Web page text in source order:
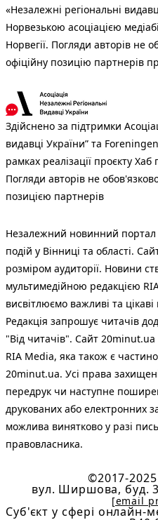
«Незалежні регіональні
Норвезькою асоціацією
Норвегії. Погляди авторів не
офіційну позицію партнерів
Здійснено за підтримки
видавці України” та
рамках реалізації проєкту
Погляди авторів не
позицією партнерів
Незалежний новинний
подій у Вінниці та області.
розміром аудиторії. Новини
мультимедійною редакцією
висвітлюємо важливі та
Редакція запрошує читачів
"Від читачів". Сайт
RIA Media, яка також є
20minut.ua. Усі права
передрук чи наступне
друкованих або електронних
можлива винятково у разі
правовласника.
©2017-
вул. Ширшова, буд.
[email
Cуб'єкт у сфері онлайн-